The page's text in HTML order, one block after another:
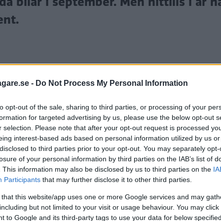
- Do Not Process My Personal Information
opt-out of the sale, sharing to third parties, or processing of your
for targeted advertising by us, please use the below opt-out
selection. Please note that after your opt-out request is processed
interest-based ads based on personal information utilized by us
to third parties prior to your opt-out. You may separately
of your personal information by third parties on the IAB’s list of
This information may also be disclosed by us to third parties on the
Participants that may further disclose it to other third parties.
that this website/app uses one or more Google services and may
but not limited to your visit or usage behaviour. You may
to Google and its third-party tags to use your data for below
I september minskade antalet
och komponentbristen började. Men nu ökar
536 bilar globalt vilket är en ökning med 4,5